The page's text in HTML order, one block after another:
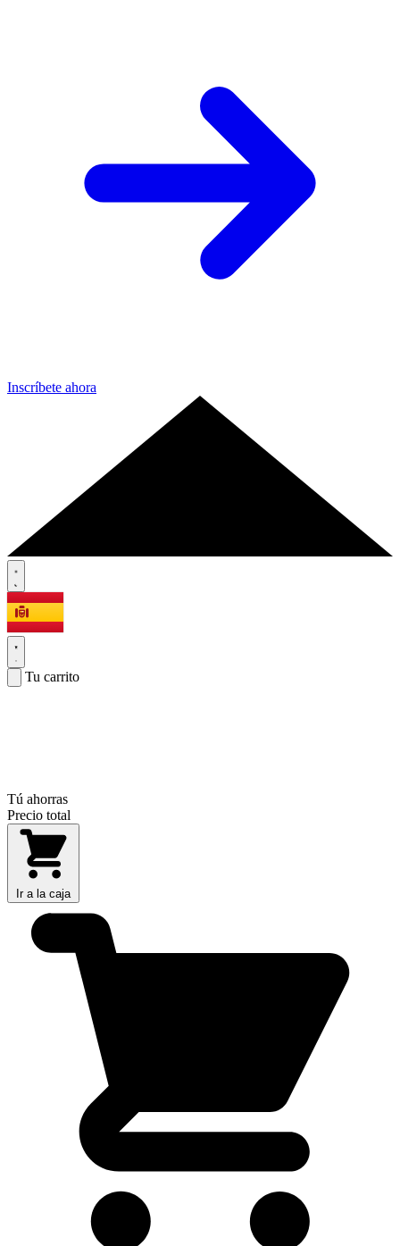
Inscríbete ahora
Tu carrito
Tú ahorras
Precio total
Ir a la caja